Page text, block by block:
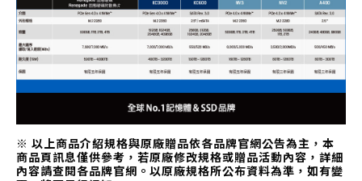
※ 以上商品介紹規格與原廠贈品依各品牌官網公告為主，本
商品頁訊息僅供參考，若原廠修改規格或贈品活動內容，詳細
內容請查閱各品牌官網。以原廠規格所公布資料為準，如有變